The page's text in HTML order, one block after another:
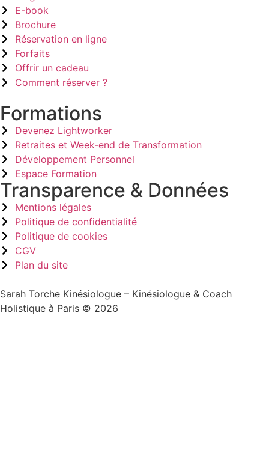
E-book
Brochure
Réservation en ligne
Forfaits
Offrir un cadeau
Comment réserver ?
Formations
Devenez Lightworker
Retraites et Week-end de Transformation
Développement Personnel
Espace Formation
Transparence & Données
Mentions légales
Politique de confidentialité
Politique de cookies
CGV
Plan du site
Sarah Torche Kinésiologue – Kinésiologue & Coach
Holistique à Paris © 2026